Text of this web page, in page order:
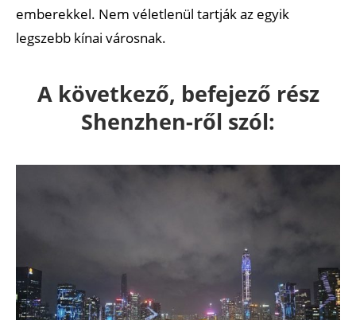
emberekkel. Nem véletlenül tartják az egyik
legszebb kínai városnak.
A következő, befejező rész
Shenzhen-ről szól: